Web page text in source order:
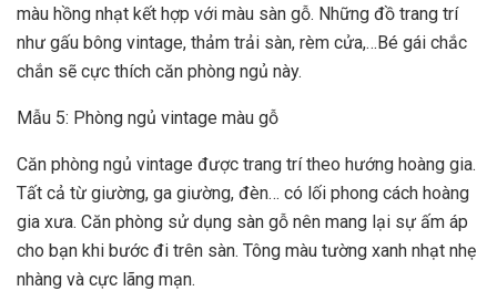
màu hồng nhạt kết hợp với màu sàn gỗ. Những đồ trang trí
như gấu bông vintage, thảm trải sàn, rèm cửa,…Bé gái chắc
chắn sẽ cực thích căn phòng ngủ này.
Mẫu 5: Phòng ngủ vintage màu gỗ
Căn phòng ngủ vintage được trang trí theo hướng hoàng gia.
Tất cả từ giường, ga giường, đèn… có lối phong cách hoàng
gia xưa. Căn phòng sử dụng sàn gỗ nên mang lại sự ấm áp
cho bạn khi bước đi trên sàn. Tông màu tường xanh nhạt nhẹ
nhàng và cực lãng mạn.